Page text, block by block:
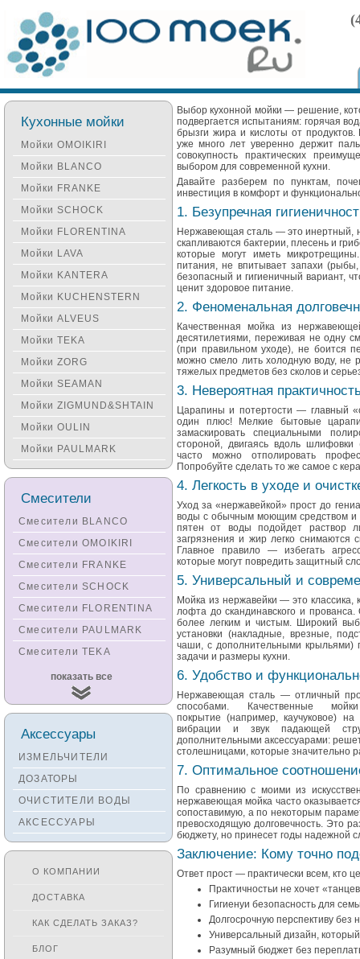
Выбор кухонной мойки — решение,
подвергается испытаниям: горячая
брызги жира и кислоты от
уже много лет уверенно держит
совокупность практических
выбором для современной кухни.
Давайте разберем по пунктам,
инвестиция в комфорт и
1. Безупречная
Нержавеющая сталь — это инертный,
скапливаются бактерии, плесень и
которые могут иметь
питания, не впитывает запахи
безопасный и гигиеничный вариант,
ценит здоровое питание.
2. Феноменальная
Качественная мойка из
десятилетиями, переживая не одну
(при правильном уходе), не боится
можно смело лить холодную воду, не
тяжелых предметов без сколов и
3. Невероятная
Царапины и потертости — главный
один плюс! Мелкие бытовые
замаскировать специальными
стороной, двигаясь вдоль
часто можно отполировать
Попробуйте сделать то же самое с
4. Легкость в уходе и
Уход за «нержавейкой» прост до
воды с обычным моющим средством и
пятен от воды подойдет раствор
загрязнения и жир легко
Главное правило — избегать
которые могут повредить защитный
5. Универсальный и
Мойка из нержавейки — это классика,
лофта до скандинавского и
более легким и чистым. Широкий
установки (накладные, врезные,
чаши, с дополнительными крыльями)
задачи и размеры кухни.
6. Удобство и
Нержавеющая сталь — отличный
способами. Качественные
покрытие (например, каучуковое)
вибрации и звук падающей
дополнительными аксессуарами:
столешницами, которые значительно
7. Оптимальное
По сравнению с моими из
нержавеющая мойка часто
сопоставимую, а по некоторым
превосходящую долговечность. Это
бюджету, но принесет годы надежной
Заключение: Кому точно
Ответ прост — практически всем, кто
Практичностьи не хочет
Гигиенуи безопасность для
Долгосрочную перспективу без
Универсальный дизайн,
Разумный бюджет без
Кухонные мойки
Мойки OMOIKIRI
Мойки BLANCO
Мойки FRANKE
Мойки SCHOCK
Мойки FLORENTINA
Мойки LAVA
Мойки KANTERA
Мойки KUCHENSTERN
Мойки ALVEUS
Мойки TEKA
Мойки ZORG
Мойки SEAMAN
Мойки ZIGMUND&SHTAIN
Мойки OULIN
Мойки PAULMARK
Смесители
Смесители BLANCO
Смесители OMOIKIRI
Смесители FRANKE
Смесители SCHOCK
Смесители FLORENTINA
Смесители PAULMARK
Смесители TEKA
Смесители
KUCHENSTERN
Смесители ZORG
Смесители KANTERA
Смесители SEAMAN
Смесители
Zigmund&Shtain
Смесители OULIN
Смесители под бронзу
показать все
Аксессуары
ИЗМЕЛЬЧИТЕЛИ
ДОЗАТОРЫ
ОЧИСТИТЕЛИ ВОДЫ
АКСЕССУАРЫ
О КОМПАНИИ
ДОСТАВКА
КАК СДЕЛАТЬ ЗАКАЗ?
БЛОГ